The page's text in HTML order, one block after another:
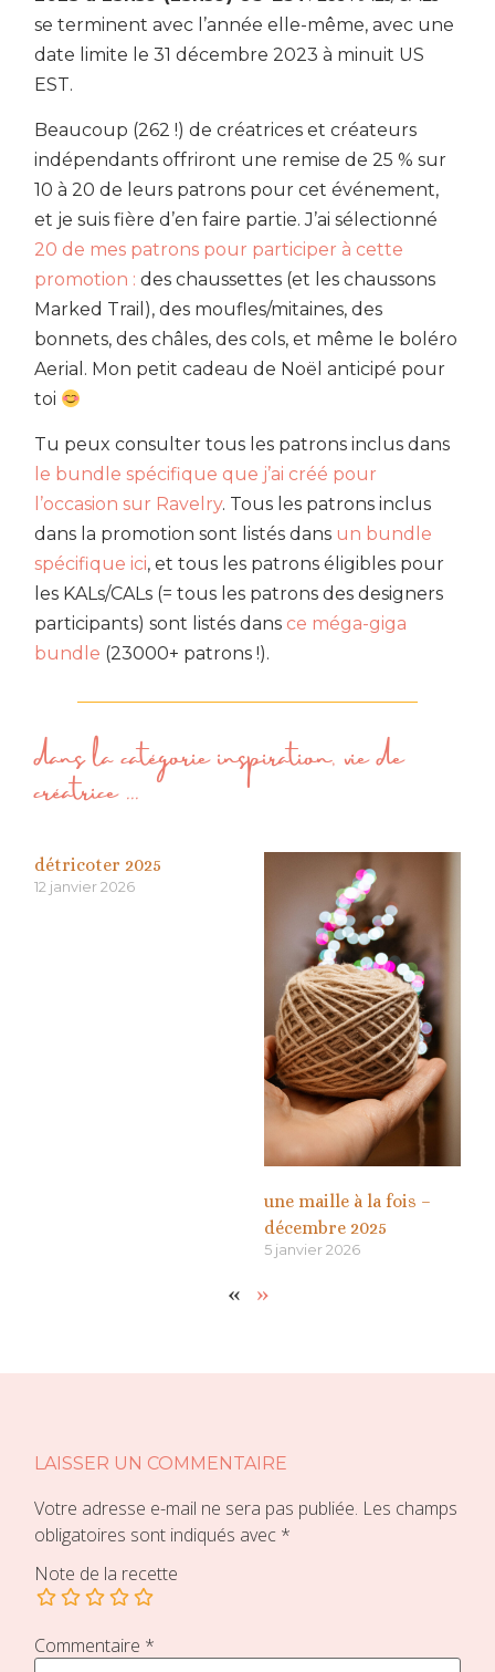
se terminent avec l’année elle-même, avec une
date limite le 31 décembre 2023 à minuit US
EST.
Beaucoup (262 !) de créatrices et créateurs
indépendants offriront une remise de 25 % sur
10 à 20 de leurs patrons pour cet événement,
et je suis fière d’en faire partie. J’ai sélectionné
20 de mes patrons pour participer à cette
promotion : des chaussettes (et les chaussons
Marked Trail), des moufles/mitaines, des
bonnets, des châles, des cols, et même le boléro
Aerial. Mon petit cadeau de Noël anticipé pour
toi
Tu peux consulter tous les patrons inclus dans
le bundle spécifique que j’ai créé pour
l’occasion sur Ravelry. Tous les patrons inclus
dans la promotion sont listés dans un bundle
spécifique ici, et tous les patrons éligibles pour
les KALs/CALs (= tous les patrons des designers
participants) sont listés dans ce méga-giga
bundle (23000+ patrons !).
dans la catégorieinspiration,vie de
créatrice...
détricoter 2025
12 janvier 2026
une maille à la fois –
décembre 2025
5 janvier 2026
« »
LAISSER UN COMMENTAIRE
Votre adresse e-mail ne sera pas publiée. Les champs
obligatoires sont indiqués avec *
Note de la recette
Commentaire *